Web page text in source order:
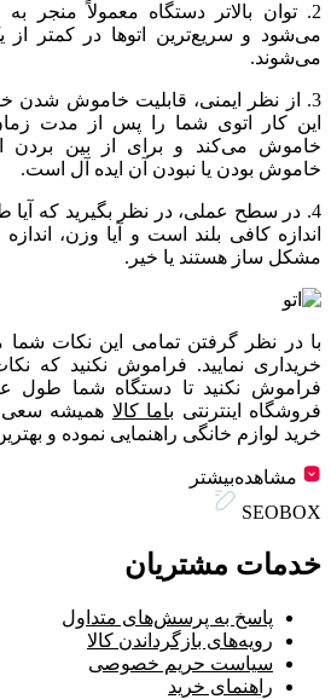
2. توان بالاتر دستگاه معمولاً منجر
می‌شود و سریع‌ترین اتوها در کمتر از
می‌شوند.
3. از نظر ایمنی، قابلیت خاموش شدن
این کار اتوی شما را پس از مدت
خاموش می‌کند و برای از بین بردن
خاموش بودن یا نبودن آن ایده آل است.
4. در سطح عملی، در نظر بگیرید که
اندازه کافی بلند است و آیا وزن،
مشکل ساز هستند یا خیر.
با در نظر گرفتن تمامی این نکات شما
خریداری نمایید. فراموش نکنید که
فراموش نکنید تا دستگاه شما طول
فروشگاه اینترنتی باما کالا همیشه سعی
خرید لوازم خانگی راهنمایی نموده و
مشاهده‌بیشتر
SEOBOX
خدمات مشتریان
پاسخ به پرسش‌های متداول
رویه‌های بازگرداندن کالا
سیاست حریم خصوصی
راهنمای خرید